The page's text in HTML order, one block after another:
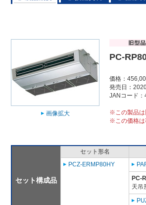
画像拡大
PC-
価格：
発売日：
JANコード
※この製品は
※この価格は
セット構成品
セット形名
PCZ-ERMP80HY
PC-
天吊